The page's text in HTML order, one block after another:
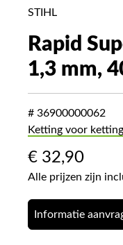
STIHL
Rapid
1,3 mm,
# 36900000062
Ketting voor
€ 32,90
Alle prijzen zijn
Informatie